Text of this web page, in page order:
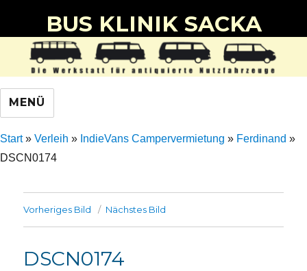
BUS KLINIK SACKA
MENÜ
Start» Verleih » IndieVans Campervermietung » Ferdinand »
DSCN0174
Vorheriges Bild Nächstes Bild
DSCN0174